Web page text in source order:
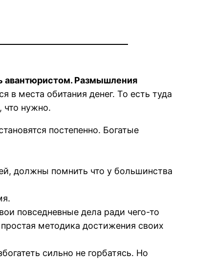
авантюристом. Размышления
в места обитания денег. То есть туда
что нужно.
постепенно. Богатые
должны помнить что у большинства
повседневные дела ради чего-то
методика достижения своих
сильно не горбатясь. Но